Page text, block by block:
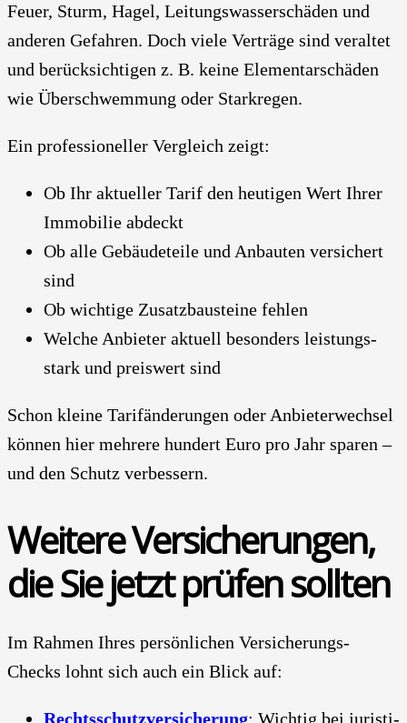
Feu­er, Sturm, Hagel, Lei­tungs­was­ser­schä­den und
ande­ren Gefah­ren. Doch vie­le Ver­trä­ge sind ver­al­tet
und berück­sich­ti­gen z. B. kei­ne Ele­men­tar­schä­den
wie Über­schwem­mung oder Stark­re­gen.
Ein pro­fes­sio­nel­ler Ver­gleich zeigt:
Ob Ihr aktu­el­ler Tarif den heu­ti­gen Wert Ihrer
Immo­bi­lie abdeckt
Ob alle Gebäu­de­tei­le und Anbau­ten ver­si­chert
sind
Ob wich­ti­ge Zusatz­bau­stei­ne feh­len
Wel­che Anbie­ter aktu­ell beson­ders leis­tungs­
stark und preis­wert sind
Schon klei­ne Tarif­än­de­run­gen oder Anbie­ter­wech­sel
kön­nen hier meh­re­re hun­dert Euro pro Jahr spa­ren –
und den Schutz ver­bes­sern.
Wei­te­re Ver­si­che­run­gen,
die Sie jetzt prü­fen soll­ten
Im Rah­men Ihres per­sön­li­chen Ver­si­che­rungs-
Checks lohnt sich auch ein Blick auf:
Rechts­schutz­ver­si­che­rung: Wich­tig bei juris­ti­